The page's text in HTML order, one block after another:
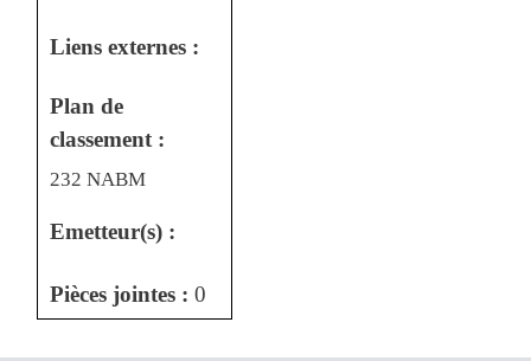
Liens externes :
Plan de
classement :
232 NABM
Emetteur(s) :
Pièces jointes : 0